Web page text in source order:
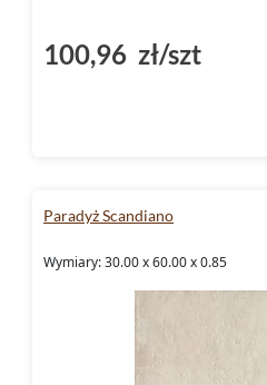
100,96 zł/szt
Paradyż Scandiano
Wymiary: 30.00 x 60.00 x 0.85